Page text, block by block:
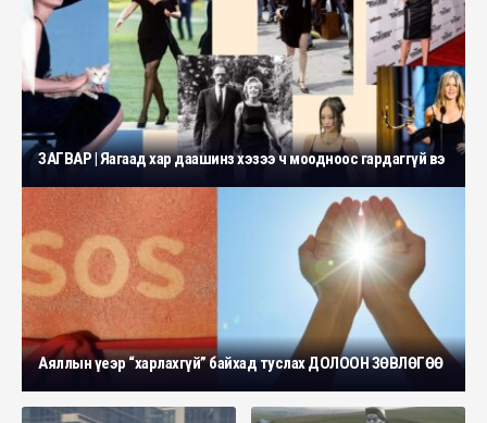
ЗАГВАР | Яагаад хар даашинз хэзээ ч моодноос гардаггүй вэ
Аяллын үеэр “харлахгүй” байхад туслах ДОЛООН ЗӨВЛӨГӨӨ